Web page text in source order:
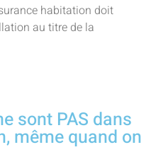
habitation doit
au titre de la
sont PAS dans
même quand on